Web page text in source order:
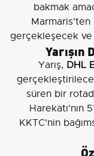
bakmak
Marmaris'ten
gerçekleşecek ve
Yarışın
Yarış, DHL
süren bir
Harekatı'nın
KKTC'nin